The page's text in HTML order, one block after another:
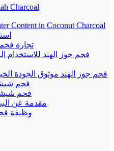
Charcoal
Content in Coconut Charcoal
تجارة
فحم جوز الهند للاستخدام
فحم جوز الهند موثوق الجودة
فحم
فحم
مقدمة عن
وظيفة